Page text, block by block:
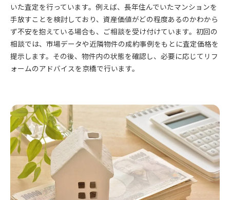
いた査定を行っています。例えば、長年住んでいたマンションを
手放すことを検討しており、資産価値がどの程度あるのかわから
ず不安を抱えている場合も、ご相談を受け付けています。初回の
相談では、市場データや近隣物件の成約事例をもとに査定価格を
提示します。その後、物件内の状態を確認し、必要に応じてリフ
ォームのアドバイスを京橋で行います。